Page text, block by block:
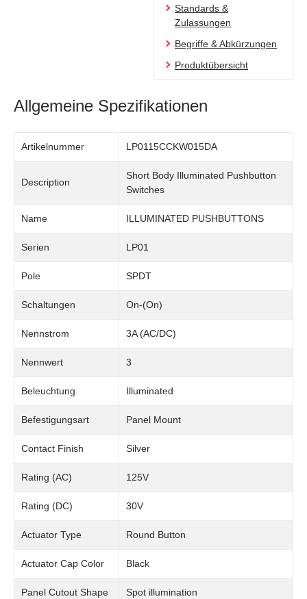
Standards &
Zulassungen
Begriffe & Abkürzungen
Produktübersicht
Allgemeine Spezifikationen
Artikelnummer LP0115CCKW015DA
Description
Short Body Illuminated Pushbutton
Switches
Name ILLUMINATED PUSHBUTTONS
Serien LP01
Pole SPDT
Schaltungen On-(On)
Nennstrom 3A (AC/DC)
Nennwert 3
Beleuchtung Illuminated
Befestigungsart Panel Mount
Contact Finish Silver
Rating (AC) 125V
Rating (DC) 30V
Actuator Type Round Button
Actuator Cap Color Black
Panel Cutout Shape Spot illumination